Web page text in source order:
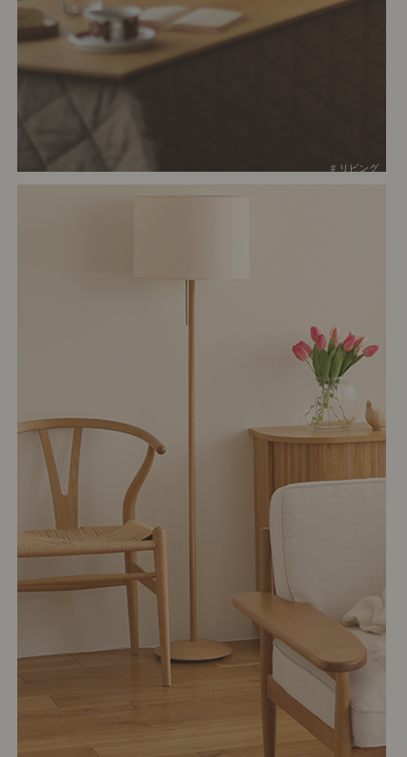
# リビング